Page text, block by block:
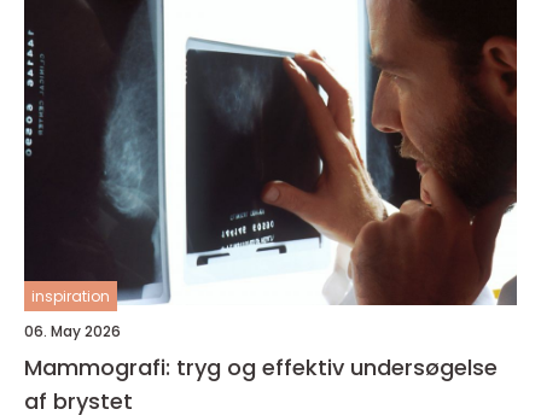
inspiration
06. May 2026
Mammografi: tryg og effektiv undersøgelse
af brystet